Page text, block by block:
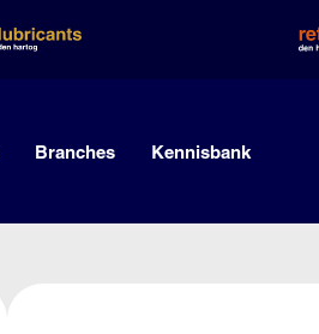
Branches Kennisbank